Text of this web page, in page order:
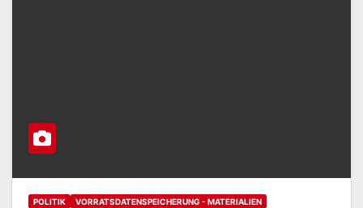
POLITIK VORRATSDATENSPEICHERUNG - MATERIALIEN